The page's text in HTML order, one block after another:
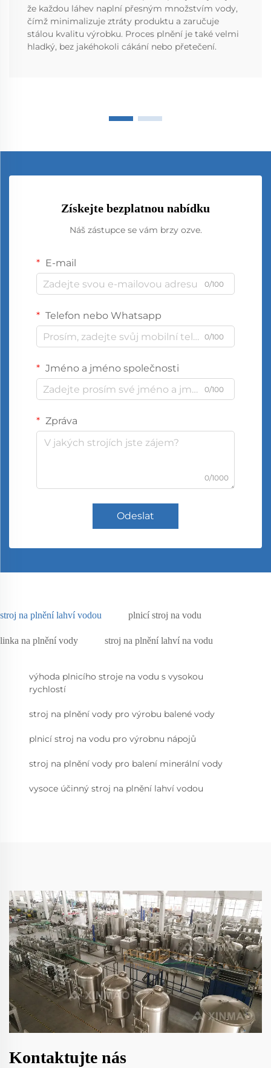
že každou láhev naplní přesným množstvím vody,
čímž minimalizuje ztráty produktu a zaručuje
stálou kvalitu výrobku. Proces plnění je také velmi
hladký, bez jakéhokoli cákání nebo přetečení.
Získejte bezplatnou nabídku
Náš zástupce se vám brzy ozve.
E-mail
0/100
Telefon nebo Whatsapp
0/100
Jméno a jméno společnosti
0/100
Zpráva
0/1000
Odeslat
stroj na plnění lahví vodou plnicí stroj na vodu
linka na plnění vody stroj na plnění lahví na vodu
výhoda plnicího stroje na vodu s vysokou
rychlostí
stroj na plnění vody pro výrobu balené vody
plnicí stroj na vodu pro výrobnu nápojů
stroj na plnění vody pro balení minerální vody
vysoce účinný stroj na plnění lahví vodou
Kontaktujte nás